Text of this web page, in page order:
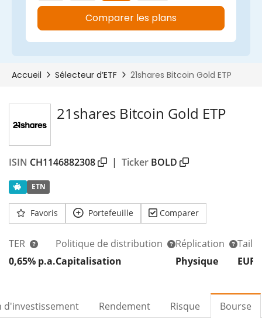
21shares Bitcoin Gold ETP
ISIN CH1146882308 | Ticker BOLD
ETN
Favoris Portefeuille Comparer
TER
0,65% p.a.
Politique de distribution
Capitalisation
Réplication
Physique
EUR
d'investissement Rendement Risque Bourse